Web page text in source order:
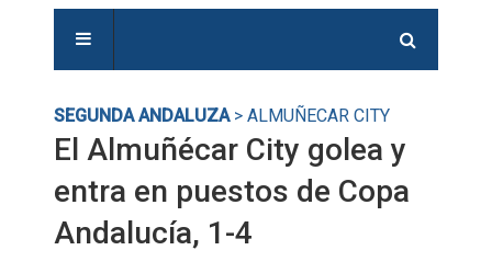
SEGUNDA ANDALUZA> ALMUÑECAR CITY
El Almuñécar City golea y
entra en puestos de Copa
Andalucía, 1-4